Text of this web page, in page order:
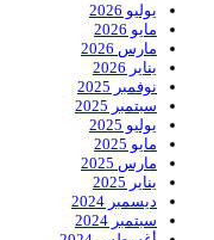
يوليو 2026
مايو 2026
مارس 2026
يناير 2026
نوفمبر 2025
سبتمبر 2025
يوليو 2025
مايو 2025
مارس 2025
يناير 2025
ديسمبر 2024
سبتمبر 2024